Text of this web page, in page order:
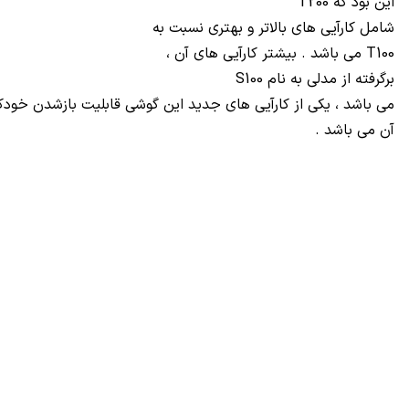
شامل کارآیی های بالاتر و بهتری نسبت به
T100 می باشد . بیشتر کارآیی های آن ،
برگرفته از مدلی به نام S100
می باشد ، یکی از کارآیی های جدید این گوشی قابلیت بازشدن
آن می باشد .